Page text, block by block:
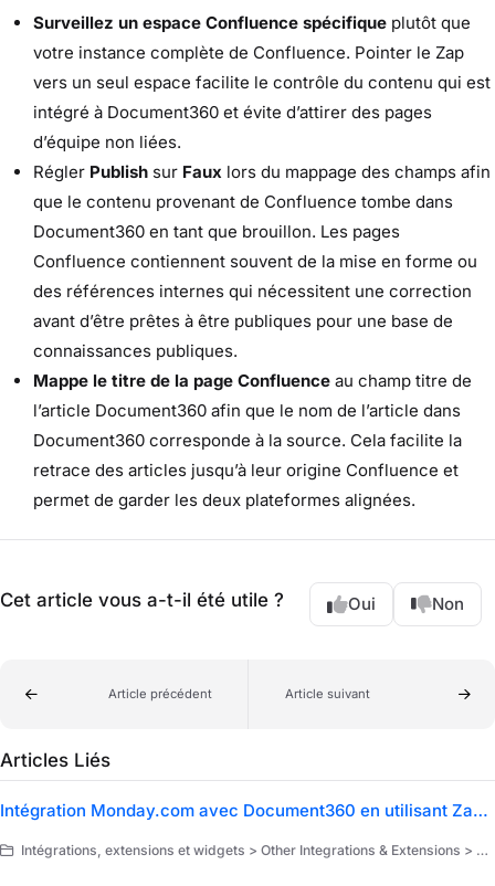
Surveillez un espace Confluence spécifique plutôt que
votre instance complète de Confluence. Pointer le Zap
vers un seul espace facilite le contrôle du contenu qui est
intégré à Document360 et évite d’attirer des pages
d’équipe non liées.
Régler Publish sur Faux lors du mappage des champs afin
que le contenu provenant de Confluence tombe dans
Document360 en tant que brouillon. Les pages
Confluence contiennent souvent de la mise en forme ou
des références internes qui nécessitent une correction
avant d’être prêtes à être publiques pour une base de
connaissances publiques.
Mappe le titre de la page Confluence au champ titre de
l’article Document360 afin que le nom de l’article dans
Document360 corresponde à la source. Cela facilite la
retrace des articles jusqu’à leur origine Confluence et
permet de garder les deux plateformes alignées.
Cet article vous a-t-il été utile ? Oui Non
Article précédent Article suivant
Articles Liés
Intégration Monday.com avec Document360 en utilisant Zapier
Intégrations, extensions et widgets > Other Integrations & Extensions > Extensions > Zapier > Use cases of Zapier